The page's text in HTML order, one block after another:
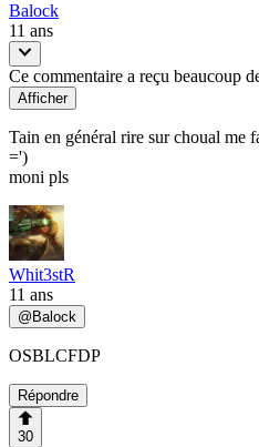
Balock
11 ans
Ce commentaire a reçu beaucoup
Afficher
Tain en général rire sur choual me
=')
moni pls
Whit3stR
11 ans
@Balock
OSBLCFDP
Répondre
30